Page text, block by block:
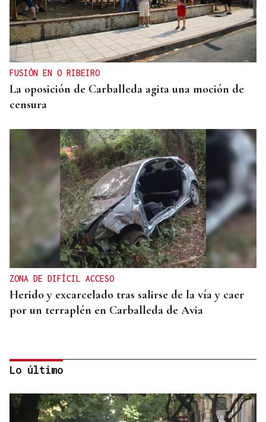
FUSIÓN EN O RIBEIRO
La oposición de Carballeda agita una moción de
censura
ZONA DE DIFÍCIL ACCESO
Herido y excarcelado tras salirse de la vía y caer
por un terraplén en Carballeda de Avia
Lo último